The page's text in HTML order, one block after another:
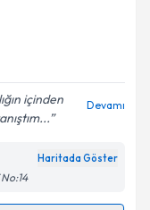
içinden
Devamı
Haritada Göster